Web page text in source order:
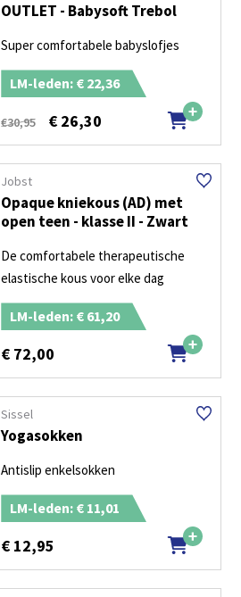
OUTLET - Babysoft Trebol
Super comfortabele babyslofjes
LM-leden: € 22,36
€30,95 € 26,30
Jobst
Opaque kniekous (AD) met
open teen - klasse II - Zwart
De comfortabele therapeutische
elastische kous voor elke dag
LM-leden: € 61,20
€ 72,00
Sissel
Yogasokken
Antislip enkelsokken
LM-leden: € 11,01
€ 12,95